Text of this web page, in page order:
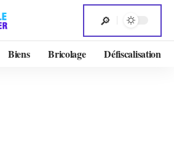
Biens Bricolage Défiscalisation